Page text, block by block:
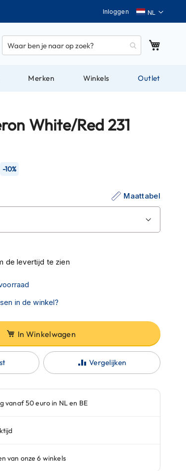
Taal
Inloggen
Merken Winkels Outlet
White/Red 231
-10%
Maattabel
de levertijd te zien
in de winkel?
In Winkelwagen
Vergelijken